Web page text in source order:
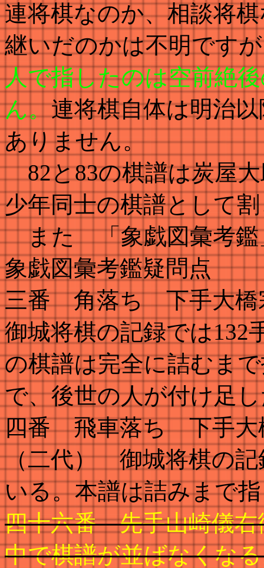
連将棋なのか、相談将
継いだのかは不明です
人で指したのは空前絶
ん。連将棋自体は明治
ありません。
82と83の棋譜は炭屋大
少年同士の棋譜として
また 「象戯図彙考鑑
象戯図彙考鑑疑問点
三番 角落ち 下手大橋
御城将棋の記録では132
の棋譜は完全に詰むま
で、後世の人が付け足
四番 飛車落ち 下手大
（二代） 御城将棋の記
いる。本譜は詰みまで
四十六番 先手山崎儀
中で棋譜が並ばなくな